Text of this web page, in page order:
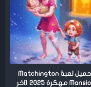
تحميل لعبة Matchington
Mansion مهكرة 2025 {اخر